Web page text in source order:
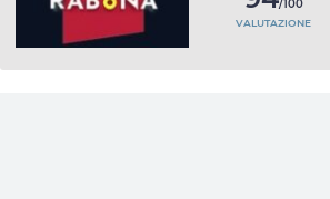
/100
VALUTAZIONE